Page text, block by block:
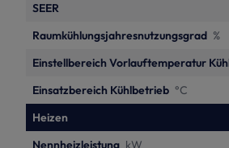
SEER
Raumkühlungsjahresnutzungsgrad %
Einstellbereich Vorlauftemperatur
Einsatzbereich Kühlbetrieb °C
Heizen
Nennheizleistung kW